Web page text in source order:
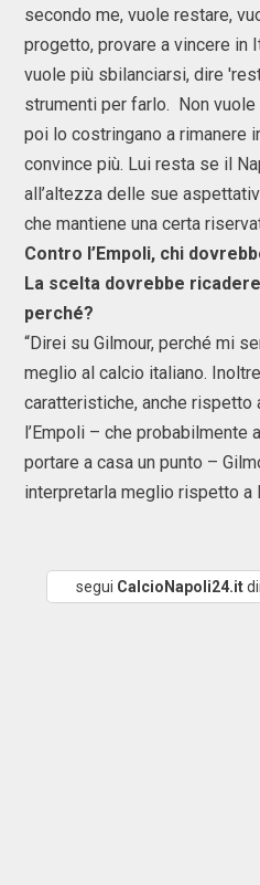
secondo me, vuole restare,
progetto, provare a vincere in
vuole più sbilanciarsi, dire
strumenti per farlo. Non
poi lo costringano a rimanere
convince più. Lui resta se il
all’altezza delle sue
che mantiene una certa
Contro l’Empoli, chi
La scelta dovrebbe
perché?
“Direi su Gilmour, perché mi
meglio al calcio italiano.
caratteristiche, anche rispetto
l’Empoli – che probabilmente
portare a casa un punto –
interpretarla meglio rispetto a
segui CalcioNapoli24.it